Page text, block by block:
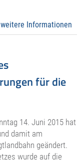
weitere Informationen
für die
14. Juni 2015 hat
damit am
geändert.
wurde auf die